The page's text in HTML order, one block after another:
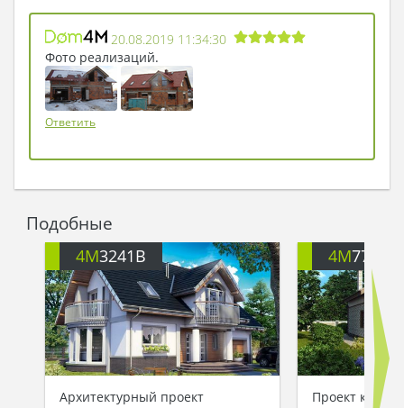
20.08.2019 11:34:30
Фото реализаций.
Ответить
Подобные
4M3241B
Архитектурный проект
4M777
Проект